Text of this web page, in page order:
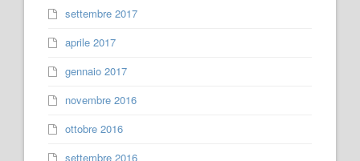
settembre 2017
aprile 2017
gennaio 2017
novembre 2016
ottobre 2016
settembre 2016